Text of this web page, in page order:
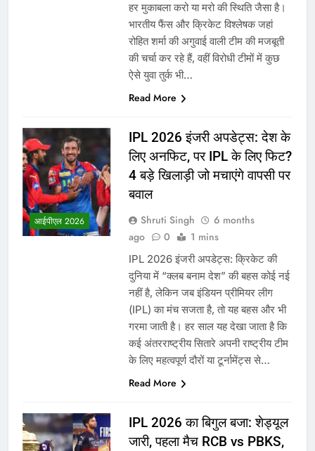
हर मुकाबला करो या मरो की स्थिति जैसा है।
भारतीय फैंस और क्रिकेट विश्लेषक जहां
रोहित शर्मा की अगुवाई वाली टीम की मजबूती
की चर्चा कर रहे हैं, वहीं विरोधी टीमों में कुछ
ऐसे युवा तुर्क भी…
Read More
आईपीएल 2026
IPL 2026 इंजरी अपडेट्स: देश के
लिए अनफिट, पर IPL के लिए फिट?
4 बड़े खिलाड़ी जो मचाएंगे वापसी पर
बवाल
Shruti Singh
6 months
ago
0 1 mins
IPL 2026 इंजरी अपडेट्स: क्रिकेट की
दुनिया में “क्लब बनाम देश” की बहस कोई नई
नहीं है, लेकिन जब इंडियन प्रीमियर लीग
(IPL) का मंच सजता है, तो यह बहस और भी
गरमा जाती है। हर साल यह देखा जाता है कि
कई अंतरराष्ट्रीय सितारे अपनी राष्ट्रीय टीम
के लिए महत्वपूर्ण दौरों या टूर्नामेंट्स से…
Read More
IPL 2026 का बिगुल बजा: शेड्यूल
जारी, पहला मैच RCB vs PBKS,